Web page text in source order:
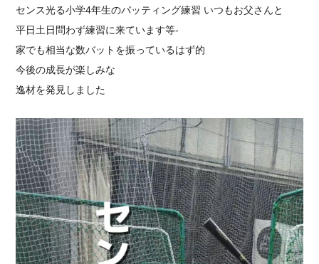
センス光る小学4年生のバッティング練習 いつもお父さんと
平日土日問わず練習に来ています等-
家でも相当な数バットを振っているはず的
今後の成長が楽しみな
逸材を発見しました